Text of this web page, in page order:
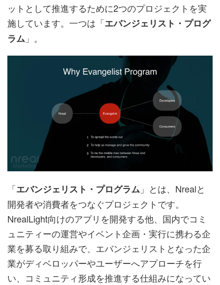
ットとして推進するために2つのプロジェクトを実
施しています。一つは「エバンジェリスト・プログ
ラム 」。
「エバンジェリスト・プログラム 」とは、Nrealと
開発者や消費者をつなぐプロジェクトです。
NrealLight向けのアプリを開発する他、国内でコミ
ュニティーの運営やイベント企画・実行に携わる企
業を募る取り組みで、エバンジェリストとなった企
業がディベロッパーやユーザーへアプローチを行
い、コミュニティ形成を推進する仕組みになってい